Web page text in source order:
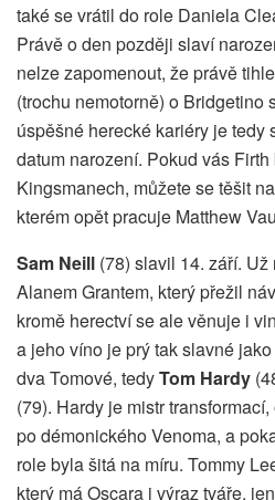
také se vrátil do role Daniela
Právě o den později slaví
nelze zapomenout, že právě
(trochu nemotorně) o Bridgetino
úspěšné herecké kariéry je tedy
datum narození. Pokud vás
Kingsmanech, můžete se těšit
kterém opět pracuje Matthew
Sam Neill (78) slavil 14. září.
Alanem Grantem, který přežil
kromě herectví se ale věnuje i
a jeho víno je prý tak slavné
dva Tomové, tedyTom Hardy
(79). Hardy je mistr
po démonického Venoma, a
role byla šitá na míru. Tommy
který má Oscara i výraz tváře,